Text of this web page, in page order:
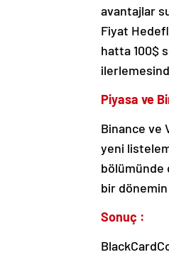
avantajlar
Fiyat
hatta 100$
Piyasa ve
Binance ve
yeni
bölümünde
bir
Sonuç :